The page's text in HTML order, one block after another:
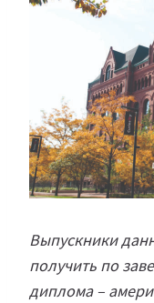
Выпускники
получить по
диплома –